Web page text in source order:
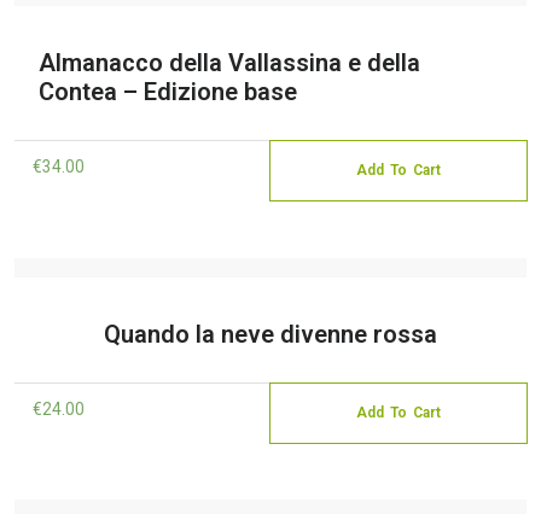
Almanacco della Vallassina e della
Contea – Edizione base
€34.00 Add To Cart
Quando la neve divenne rossa
€24.00 Add To Cart